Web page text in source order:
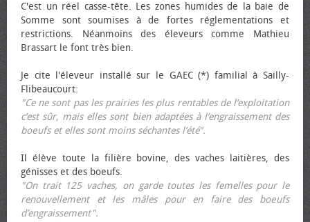
C'est un réel casse-tête. Les zones humides de la baie de
Somme sont soumises à de fortes réglementations et
restrictions. Néanmoins des éleveurs comme Mathieu
Brassart le font très bien.
Je cite l'éleveur installé sur le GAEC (*) familial à Sailly-
Flibeaucourt:
"Ce ne sont pas les prairies les plus rentables de l’exploitation
c’est sûr, mais elles sont bien adaptées à l’engraissement des
bœufs et elles sont moins séchantes l’été".
Il élève toute la filière bovine, des vaches laitières, des
génisses et des bœufs.
"On trait 125 vaches, on garde toutes les femelles pour le
renouvellement et les mâles pour en faire des bœufs
d’engraissement".